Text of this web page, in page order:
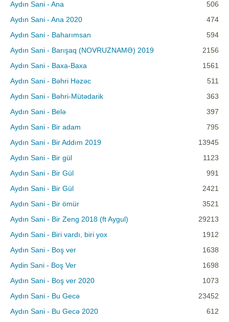
Aydın Sani - Ana
506
Aydın Sani - Ana 2020
474
Aydın Sani - Baharımsan
594
Aydın Sani - Barışaq (NOVRUZNAMƏ) 2019
2156
Aydın Sani - Baxa-Baxa
1561
Aydın Sani - Bəhri Həzəc
511
Aydın Sani - Bəhri-Mütədarik
363
Aydın Sani - Belə
397
Aydın Sani - Bir adam
795
Aydın Sani - Bir Addım 2019
13945
Aydın Sani - Bir gül
1123
Aydın Sani - Bir Gül
991
Aydın Sani - Bir Gül
2421
Aydın Sani - Bir ömür
3521
Aydın Sani - Bir Zeng 2018 (ft Aygul)
29213
Aydın Sani - Biri vardı, biri yox
1912
Aydın Sani - Boş ver
1638
Aydin Sani - Boş Ver
1698
Aydın Sani - Boş ver 2020
1073
Aydın Sani - Bu Gecə
23452
Aydın Sani - Bu Gecə 2020
612